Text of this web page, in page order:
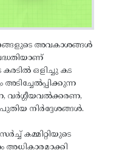
അവകാശങ്ങൾ
ഒളിച്ചു കട
വർഗ്ഗീയവൽക്കരണ,
നിർദ്ദേശങ്ങൾ.
കമ്മിറ്റിയുടെ
അധികാരമാക്കി